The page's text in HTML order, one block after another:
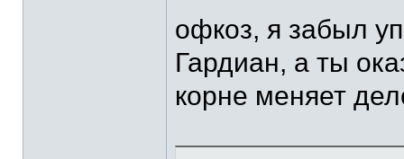
офкоз, я забыл
Гардиан, а ты
корне меняет